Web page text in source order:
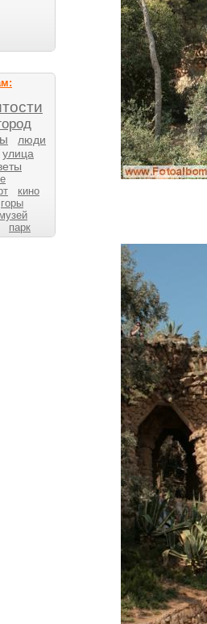
люди
улица
кино
горы
музей
парк